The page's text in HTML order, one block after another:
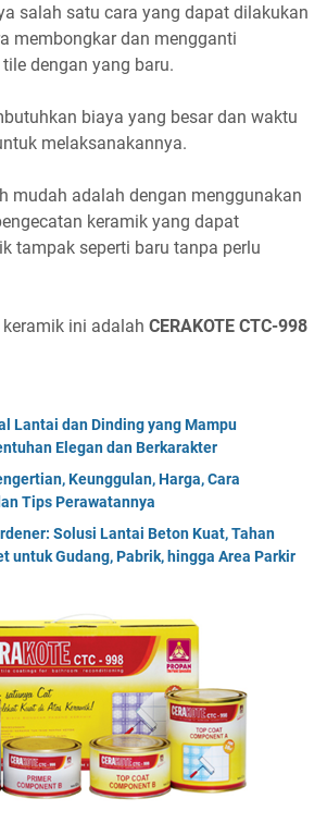
salah satu cara yang dapat dilakukan
membongkar dan mengganti
dengan yang baru.
biaya yang besar dan waktu
melaksanakannya.
mudah adalah dengan menggunakan
keramik yang dapat
tampak seperti baru tanpa perlu
ini adalah CERAKOTE CTC-998
Lantai dan Dinding yang Mampu
Elegan dan Berkarakter
Keunggulan, Harga, Cara
Tips Perawatannya
Solusi Lantai Beton Kuat, Tahan
untuk Gudang, Pabrik, hingga Area Parkir